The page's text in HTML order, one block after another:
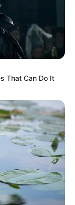
That Can Do It